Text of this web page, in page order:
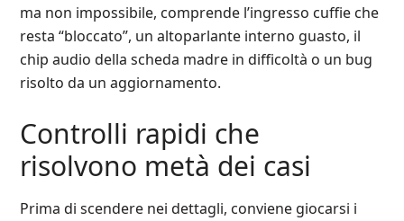
ma non impossibile, comprende l’ingresso cuffie che
resta “bloccato”, un altoparlante interno guasto, il
chip audio della scheda madre in difficoltà o un bug
risolto da un aggiornamento.
Controlli rapidi che
risolvono metà dei casi
Prima di scendere nei dettagli, conviene giocarsi i